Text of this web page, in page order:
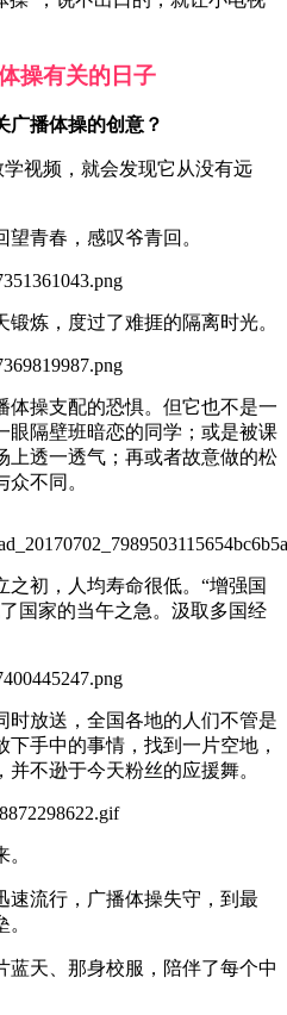
操有关的日子
广播体操的创意？
视频，就会发现它从没有远
青春，感叹爷青回。
炼，度过了难捱的隔离时光。
体操支配的恐惧。但它也不是一
眼隔壁班暗恋的同学；或是被课
上透一透气；再或者故意做的松
不同。
初，人均寿命很低。“增强国
国家的当午之急。汲取多国经
时放送，全国各地的人们不管是
手中的事情，找到一片空地，
不逊于今天粉丝的应援舞。
速流行，广播体操失守，到最
蓝天、那身校服，陪伴了每个中